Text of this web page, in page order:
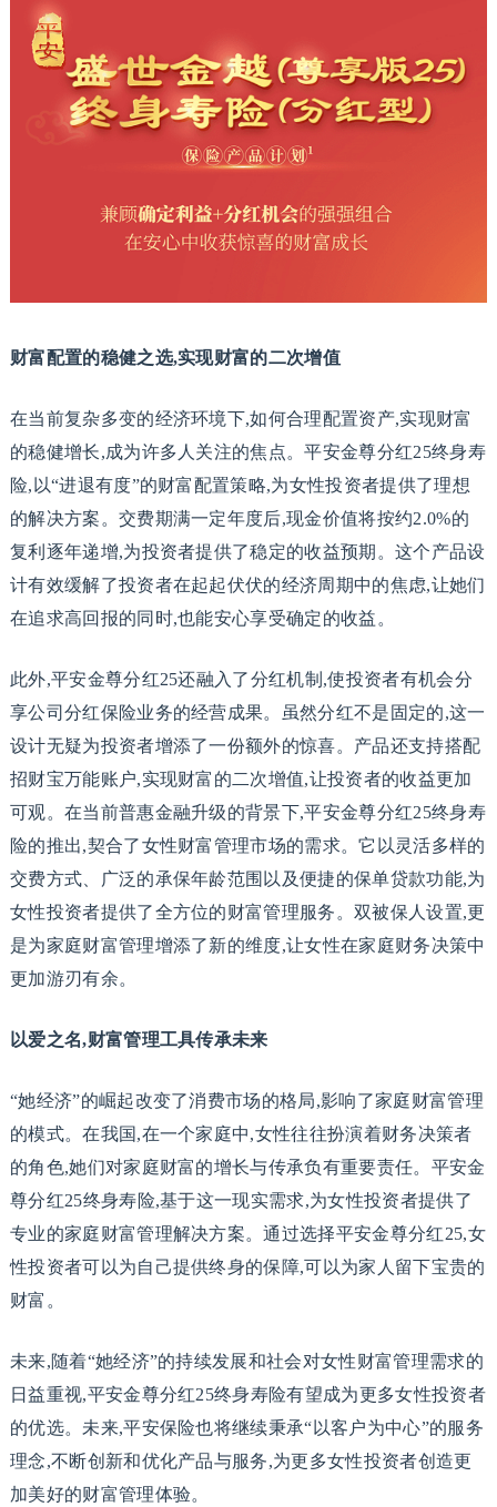
财富配置的稳健之选,实现财富的二次增值
在当前复杂多变的经济环境下,如何合理配置资产,实现财富
的稳健增长,成为许多人关注的焦点。平安金尊分红25终身寿
险,以“进退有度”的财富配置策略,为女性投资者提供了理想
的解决方案。交费期满一定年度后,现金价值将按约2.0%的
复利逐年递增,为投资者提供了稳定的收益预期。这个产品设
计有效缓解了投资者在起起伏伏的经济周期中的焦虑,让她们
在追求高回报的同时,也能安心享受确定的收益。
此外,平安金尊分红25还融入了分红机制,使投资者有机会分
享公司分红保险业务的经营成果。虽然分红不是固定的,这一
设计无疑为投资者增添了一份额外的惊喜。产品还支持搭配
招财宝万能账户,实现财富的二次增值,让投资者的收益更加
可观。在当前普惠金融升级的背景下,平安金尊分红25终身寿
险的推出,契合了女性财富管理市场的需求。它以灵活多样的
交费方式、广泛的承保年龄范围以及便捷的保单贷款功能,为
女性投资者提供了全方位的财富管理服务。双被保人设置,更
是为家庭财富管理增添了新的维度,让女性在家庭财务决策中
更加游刃有余。
以爱之名,财富管理工具传承未来
“她经济”的崛起改变了消费市场的格局,影响了家庭财富管理
的模式。在我国,在一个家庭中,女性往往扮演着财务决策者
的角色,她们对家庭财富的增长与传承负有重要责任。平安金
尊分红25终身寿险,基于这一现实需求,为女性投资者提供了
专业的家庭财富管理解决方案。通过选择平安金尊分红25,女
性投资者可以为自己提供终身的保障,可以为家人留下宝贵的
财富。
未来,随着“她经济”的持续发展和社会对女性财富管理需求的
日益重视,平安金尊分红25终身寿险有望成为更多女性投资者
的优选。未来,平安保险也将继续秉承“以客户为中心”的服务
理念,不断创新和优化产品与服务,为更多女性投资者创造更
加美好的财富管理体验。